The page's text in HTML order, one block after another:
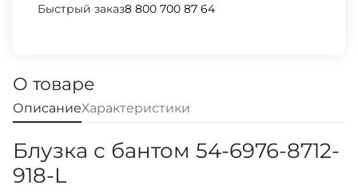
Быстрый заказ8 800 700 87 64
О товаре
ОписаниеХарактеристики
Блузка с бантом 54-6976-8712-
918-L